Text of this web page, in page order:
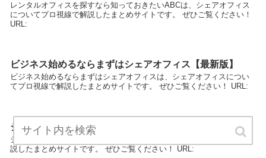
レンタルオフィスを探すなら知っておきたいABCは、シェアオフィス
についてプロ視線で解説したまとめサイトです。 ぜひご覧ください！
URL:
ビジネス始めるならまずはシェアオフィス【最新版】
ビジネス始めるならまずはシェアオフィスは、シェアオフィスについ
てプロ視線で解説したまとめサイトです。 ぜひご覧ください！ URL:
シェアオフィス口コミ情報【最新版】
シェアオフィス口コミ情報は、シェアオフィスについてプロ視線で解
説したまとめサイトです。 ぜひご覧ください！ URL: